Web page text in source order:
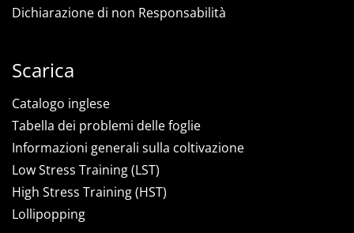
Dichiarazione di non Responsabilità
Scarica
Catalogo inglese
Tabella dei problemi delle foglie
Informazioni generali sulla coltivazione
Low Stress Training (LST)
High Stress Training (HST)
Lollipopping